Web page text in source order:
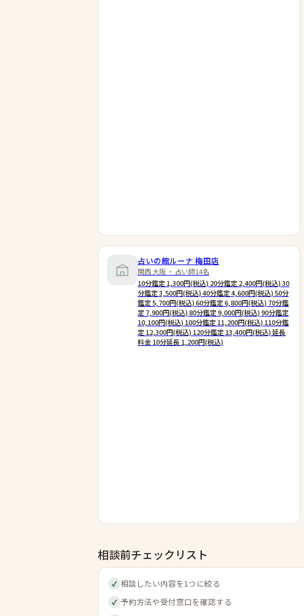
占いの館ルーナ 梅田店
関西 大阪 ・ 占い師14名
10分鑑定 1,300円(税込) 20分鑑定 2,400円(税込) 30
分鑑定 3,500円(税込) 40分鑑定 4,600円(税込) 50分
鑑定 5,700円(税込) 60分鑑定 6,800円(税込) 70分鑑
定 7,900円(税込) 80分鑑定 9,000円(税込) 90分鑑定
10,100円(税込) 100分鑑定 11,200円(税込) 110分鑑
定 12,300円(税込) 120分鑑定 13,400円(税込) 延長
料金 10分延長 1,200円(税込)
相談前チェックリスト
✓ 相談したい内容を1つに絞る
✓ 予約方法や受付窓口を確認する